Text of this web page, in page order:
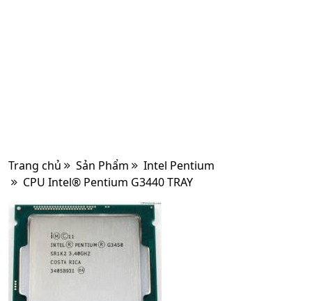
Trang chủ Sản Phẩm
Intel Pentium
CPU Intel® Pentium G3440 TRAY